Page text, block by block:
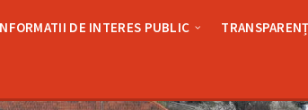
DE INTERES PUBLIC